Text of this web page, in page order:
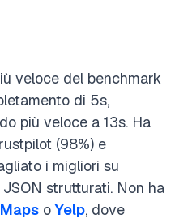
veloce del benchmark
di 5s,
più veloce a 13s. Ha
(98%) e
i migliori su
strutturati. Non ha
oYelp, dove